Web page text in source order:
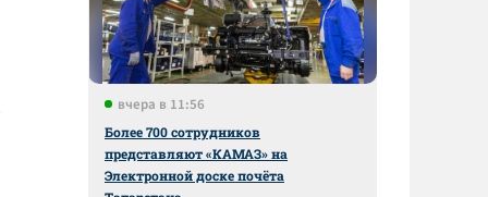
вчера в 11:56
Более 700 сотрудников
представляют «КАМАЗ» на
Электронной доске почёта